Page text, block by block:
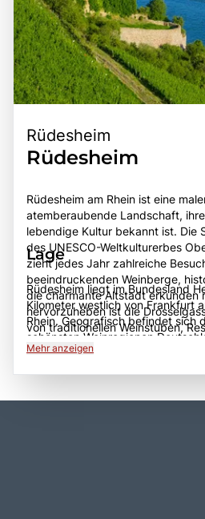
Rüdesheim
Rüdesheim
Rüdesheim am Rhein ist eine
atemberaubende Landschaft,
lebendige Kultur bekannt ist. Die
des UNESCO-Weltkulturerbes
zieht jedes Jahr zahlreiche
beeindruckenden Weinberge,
die charmante Altstadt erkunden
hervorzuheben ist die
von traditionellen Weinstuben,
Geschäften gesäumt ist und ein
die hervorragenden Rieslinge
Lage
Rüdesheim liegt im Bundesland
Kilometer westlich von Frankfurt
Rhein. Geografisch befindet sich
schönsten Weinregionen
sanften Hügeln und steilen
Verkehrsmitteln möglich, wobei
Mehr anzeigen